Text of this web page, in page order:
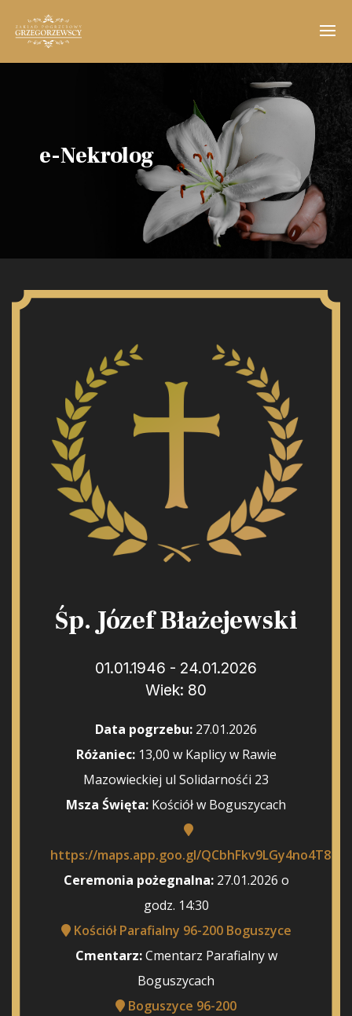
e-Nekrolog
Śp. Józef Błażejewski
01.01.1946 - 24.01.2026
Wiek: 80
Data pogrzebu: 27.01.2026
Różaniec:13,00 w Kaplicy w Rawie
Mazowieckiej ul Solidarnośći 23
Msza Święta: Kościół w Boguszycach
https://maps.app.goo.gl/QCbhFkv9LGy4no4T8
Ceremonia pożegnalna:27.01.2026 o
godz. 14:30
Kościół Parafialny 96-200 Boguszyce
Cmentarz:Cmentarz Parafialny w
Boguszycach
Boguszyce 96-200